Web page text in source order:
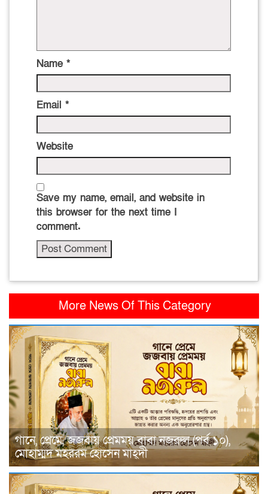
Name *
Email *
Website
Save my name, email, and website in
this browser for the next time I
comment.
More News Of This Category
গানে, প্রেমে, জজবায় প্রেমময় বাবা নজরুল (পর্ব ১০),
মোহাম্মদ মহররম হোসেন মাহ্দী